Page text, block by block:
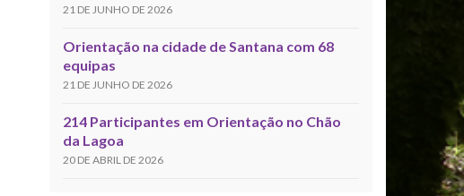
21 DE JUNHO DE 2026
Orientação na cidade de Santana com 68
equipas
21 DE JUNHO DE 2026
214 Participantes em Orientação no Chão
da Lagoa
20 DE ABRIL DE 2026